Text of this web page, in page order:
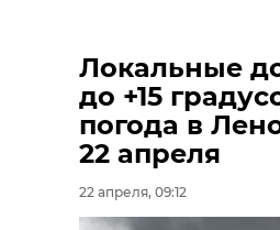
Локальные
до +15
погода в
22 апреля
22 апреля, 09:12